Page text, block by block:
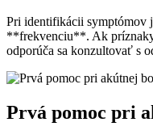
Pri identifikácii
**frekvenciu**. Ak
odporúča sa konzultovať s
Prvá pomoc pri